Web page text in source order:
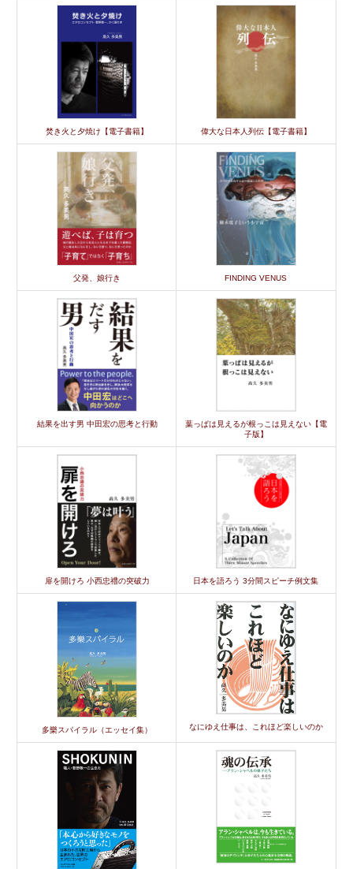
焚き火と夕焼け【電子書籍】 偉大な日本人列伝【電子書籍】
父発、娘行き FINDING VENUS
結果を出す男 中田宏の思考と行動
葉っぱは見えるが根っこは見えない【電
子版】
扉を開けろ 小西忠禮の突破力 日本を語ろう 3分間スピーチ例文集
多樂スパイラル（エッセイ集） なにゆえ仕事は、これほど楽しいのか